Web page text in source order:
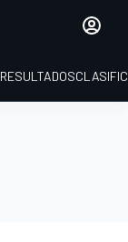
RESULTADOS